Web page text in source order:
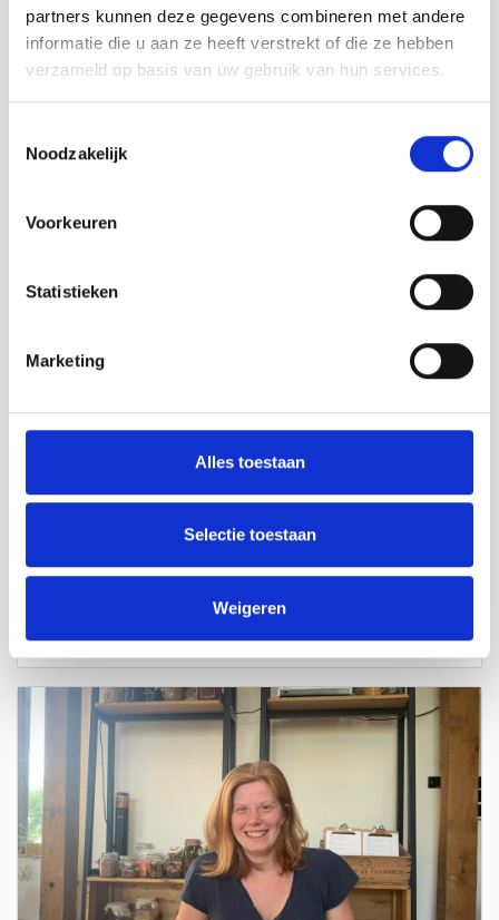
partners kunnen deze gegevens combineren met andere
informatie die u aan ze heeft verstrekt of die ze hebben
verzameld op basis van uw gebruik van hun services.
Noodzakelijk
Voorkeuren
Statistieken
Marketing
Alles toestaan
Selectie toestaan
Weigeren
Spitsbroek
Witte asperges rnHet familiebedrijf is zich al meer dan 30
jaar aan het specialiseren in de teelt van witte...
Huisje.plantje.beestje
Ken je deze plantenjungle in Oostburg al?